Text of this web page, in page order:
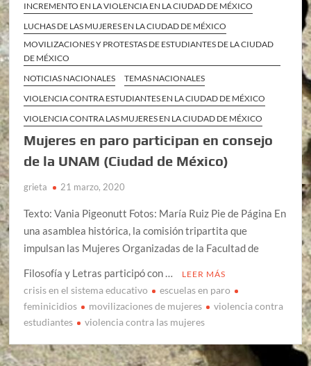
INCREMENTO EN LA VIOLENCIA EN LA CIUDAD DE MÉXICO
LUCHAS DE LAS MUJERES EN LA CIUDAD DE MÉXICO
MOVILIZACIONES Y PROTESTAS DE ESTUDIANTES DE LA CIUDAD
DE MÉXICO
NOTICIAS NACIONALES
TEMAS NACIONALES
VIOLENCIA CONTRA ESTUDIANTES EN LA CIUDAD DE MÉXICO
VIOLENCIA CONTRA LAS MUJERES EN LA CIUDAD DE MÉXICO
Mujeres en paro participan en consejo
de la UNAM (Ciudad de México)
grieta 21 marzo, 2020
Texto: Vania Pigeonutt Fotos: María Ruiz Pie de Página En
una asamblea histórica, la comisión tripartita que
impulsan las Mujeres Organizadas de la Facultad de
Filosofía y Letras participó con …
LEER MÁS
crisis en el sistema educativo
escuelas en paro
feminicidios
movilizaciones de mujeres
violencia contra
estudiantes
violencia contra las mujeres